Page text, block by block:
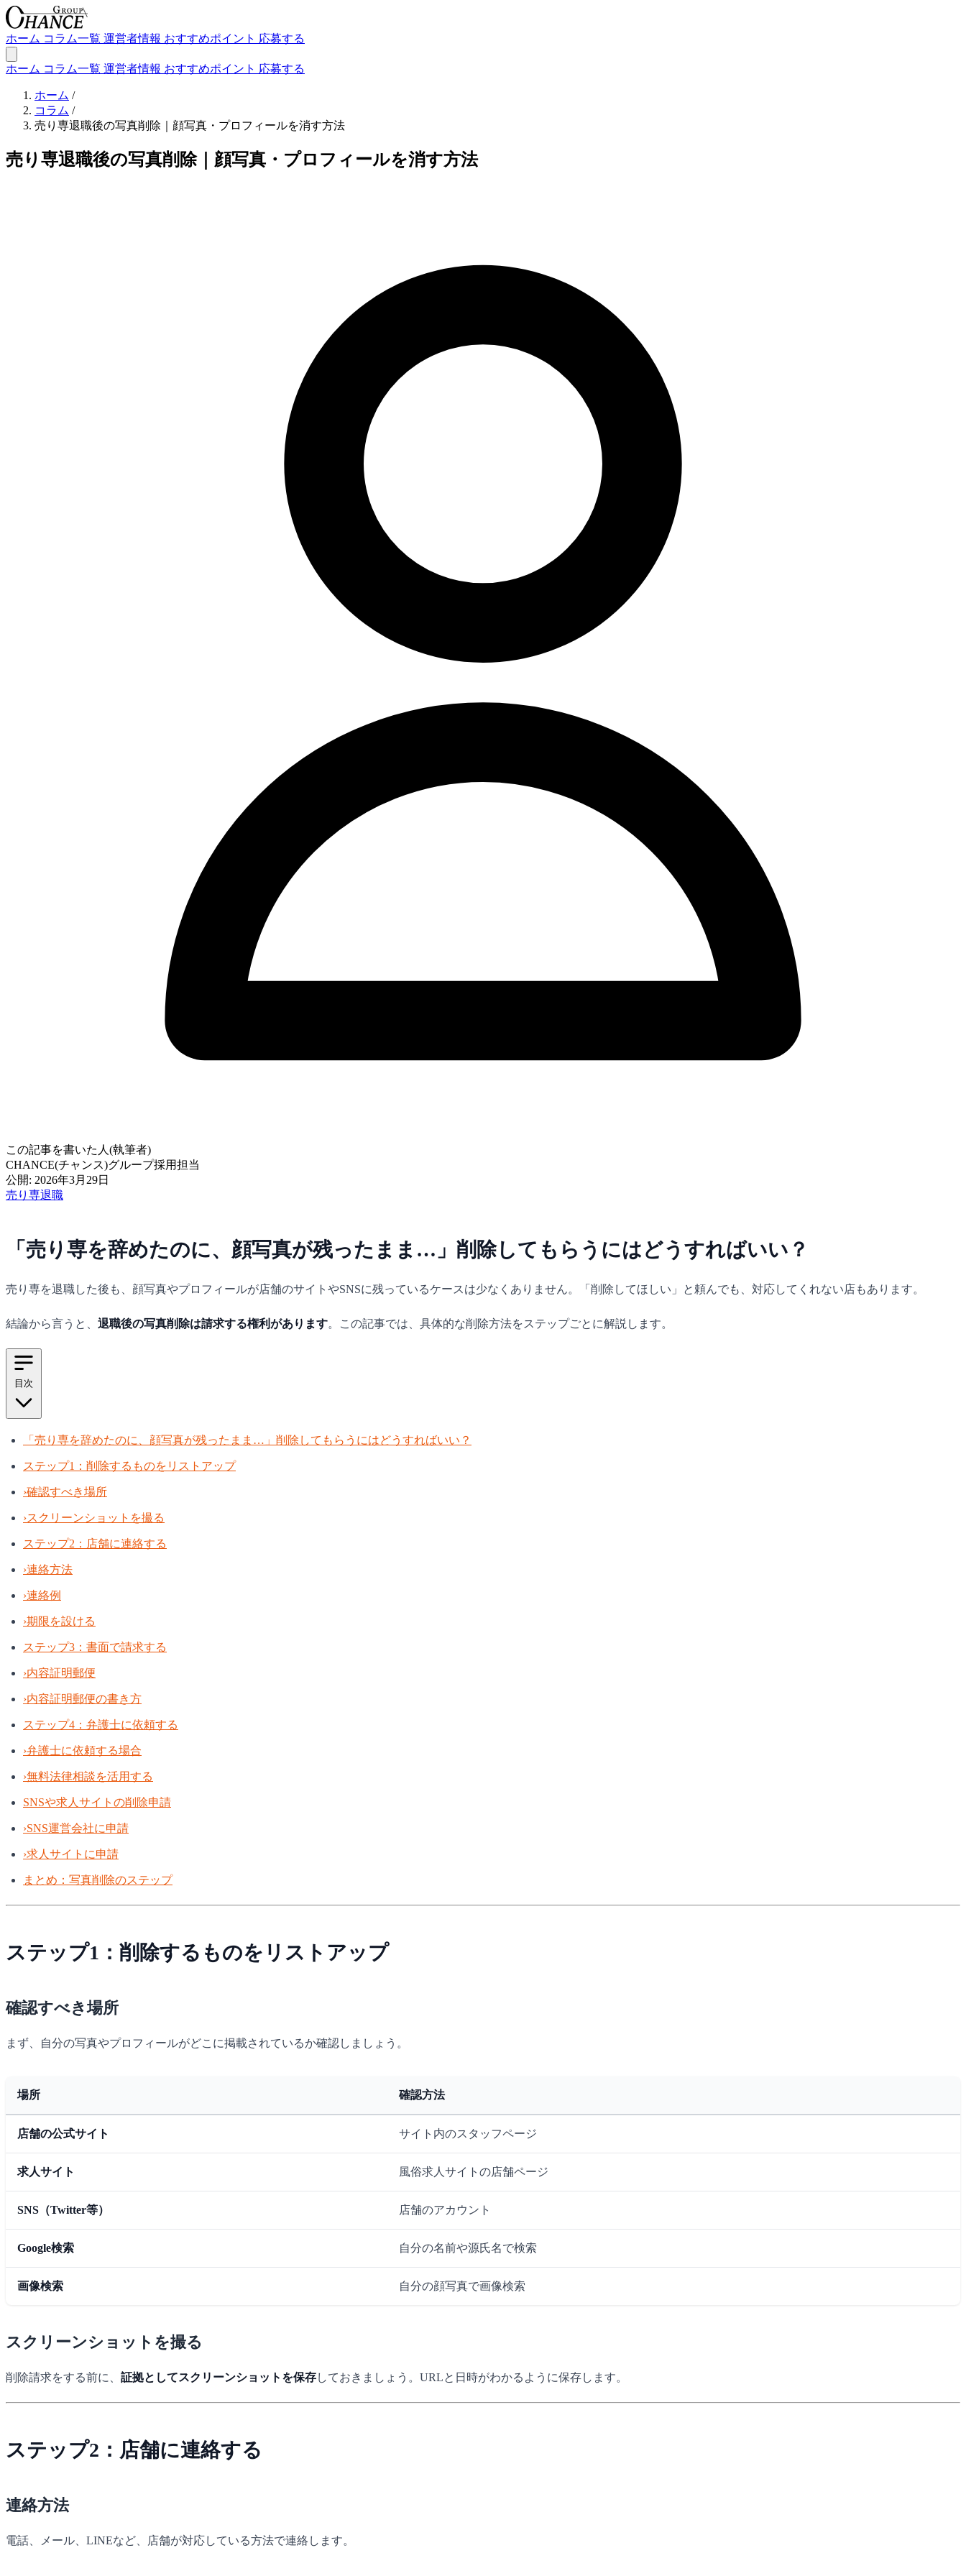
ホーム コラム一覧 運営者情報 おすすめポイント 応募する
ホーム コラム一覧 運営者情報 おすすめポイント 応募する
ホーム /
コラム /
売り専退職後の写真削除｜顔写真・プロフィールを消す方法
売り専退職後の写真削除｜顔写真・プロフィールを消す方法
この記事を書いた人(執筆者)
CHANCE(チャンス)グループ採用担当
公開: 2026年3月29日
売り専退職
「売り専を辞めたのに、顔写真が残ったまま…」削除してもらうにはどうすればいい？
売り専を退職した後も、顔写真やプロフィールが店舗のサイトやSNSに残っているケースは少なくありません。「削除してほしい」と頼んでも、対応してくれない店もあります。
結論から言うと、 退職後の写真削除は請求する権利があります。この記事では、具体的な削除方法をステップごとに解説します。
目次
「売り専を辞めたのに、顔写真が残ったまま…」削除してもらうにはどうすればいい？
ステップ1：削除するものをリストアップ
›確認すべき場所
›スクリーンショットを撮る
ステップ2：店舗に連絡する
›連絡方法
›連絡例
›期限を設ける
ステップ3：書面で請求する
›内容証明郵便
›内容証明郵便の書き方
ステップ4：弁護士に依頼する
›弁護士に依頼する場合
›無料法律相談を活用する
SNSや求人サイトの削除申請
›SNS運営会社に申請
›求人サイトに申請
まとめ：写真削除のステップ
ステップ1：削除するものをリストアップ
確認すべき場所
まず、自分の写真やプロフィールがどこに掲載されているか確認しましょう。
場所 確認方法
店舗の公式サイト サイト内のスタッフページ
求人サイト 風俗求人サイトの店舗ページ
SNS（Twitter等） 店舗のアカウント
Google検索 自分の名前や源氏名で検索
画像検索 自分の顔写真で画像検索
スクリーンショットを撮る
削除請求をする前に、 証拠としてスクリーンショットを保存しておきましょう。URLと日時がわかるように保存します。
ステップ2：店舗に連絡する
連絡方法
電話、メール、LINEなど、店舗が対応している方法で連絡します。